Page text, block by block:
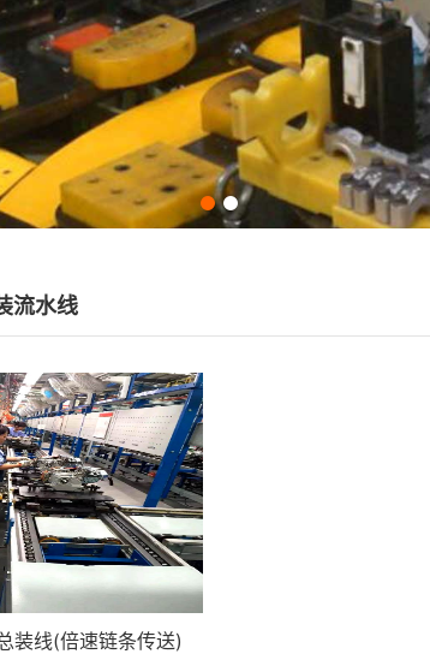
流水线
装线(倍速链条传送)